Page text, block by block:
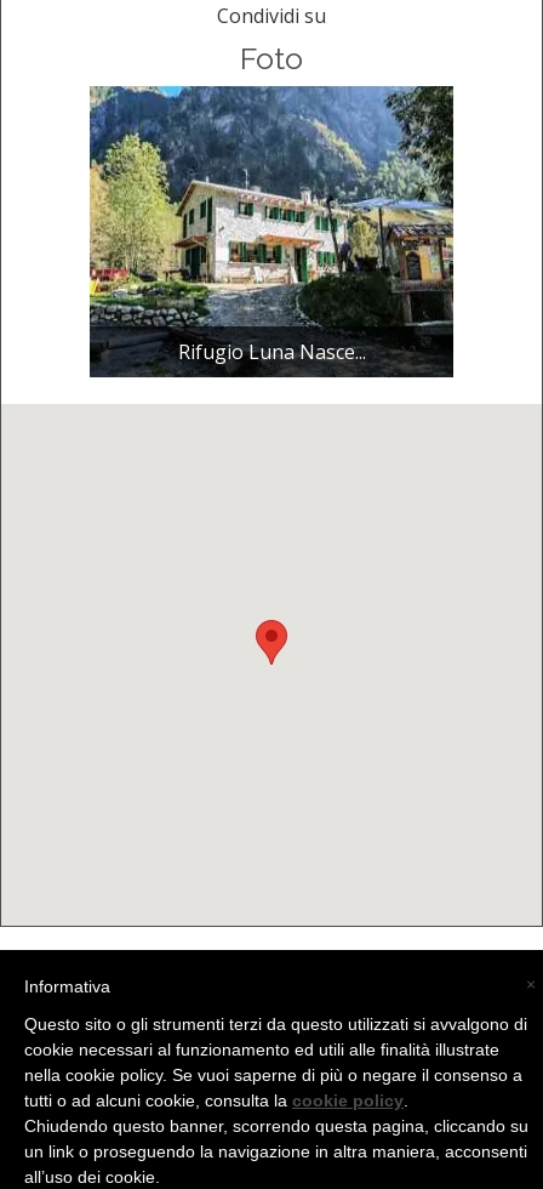
Condividi su
Foto
Rifugio Luna Nasce...
(C) La Valtellina - info@la-valtellina.com - ×
Informativa
Questo sito o gli strumenti terzi da questo utilizzati si avvalgono di
cookie necessari al funzionamento ed utili alle finalità illustrate
nella cookie policy. Se vuoi saperne di più o negare il consenso a
tutti o ad alcuni cookie, consulta la cookie policy
Chiudendo questo banner, scorrendo questa pagina, cliccando su
un link o proseguendo la navigazione in altra maniera, acconsenti
all’uso dei cookie.